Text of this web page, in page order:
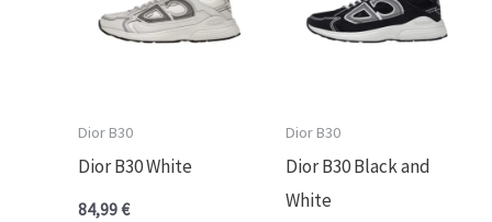
Dior B30
Dior B30 White
84,99€
Dior B30
Dior B30 Black and
White